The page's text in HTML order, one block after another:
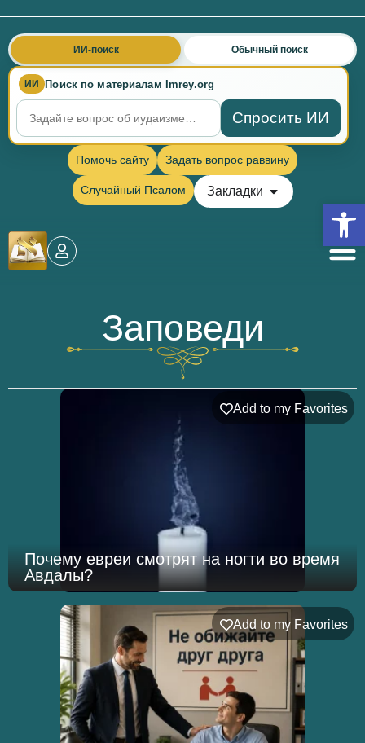
ИИ Поиск по материалам Imrey.org
Спросить ИИ
ИИ-поиск Обычный поиск
Помочь сайту Задать вопрос раввину
Случайный Псалом Закладки
Заповеди
Add to my Favorites
Почему евреи смотрят на ногти во время
Авдалы?
Add to my Favorites